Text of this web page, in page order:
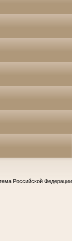
Российской